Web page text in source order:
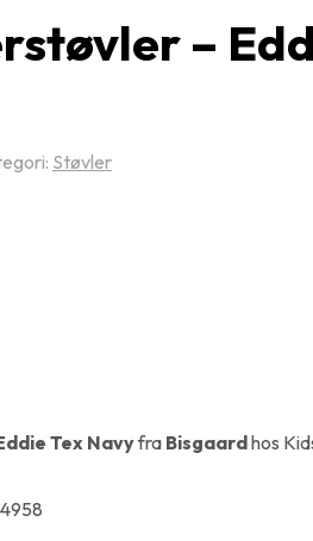
–
Støvler
Tex Navyfra Bisgaardhos